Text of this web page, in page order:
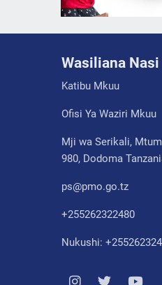
Wasiliana Nasi
Katibu Mkuu
Ofisi Ya Waziri Mkuu
Mji wa Serikali,
980, Dodoma
ps@pmo.go.tz
+255262322480
Nukushi: